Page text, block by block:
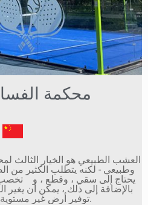
محكمة
العشب الطبيعي هو الخيار الثالث
وطبيعي - لكنه يتطلب الكثير من
يحتاج إلى سقي ، وقطع ، و تخصب
بالإضافة إلى ذلك ، يمكن أن
توفير أرض غير مستوية من أجل اللعب.